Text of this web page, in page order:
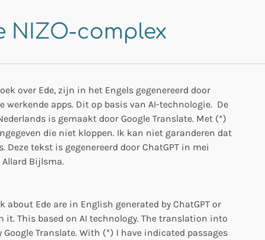
NIZO-complex
over Ede, zijn in het Engels gegenereerd door
werkende apps. Dit op basis van AI-technologie. De
is gemaakt door Google Translate. Met (*)
die niet kloppen. Ik kan niet garanderen dat
Deze tekst is gegenereerd door ChatGPT in mei
Allard Bijlsma.
about Ede are in English generated by ChatGPT or
it. This based on AI technology. The translation into
Google Translate. With (*) I have indicated passages